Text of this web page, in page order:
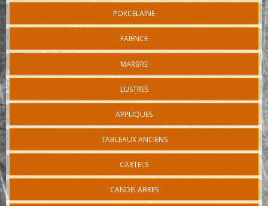
PORCELAINE
FAÏENCE
MARBRE
LUSTRES
APPLIQUES
TABLEAUX ANCIENS
CARTELS
CANDELABRES